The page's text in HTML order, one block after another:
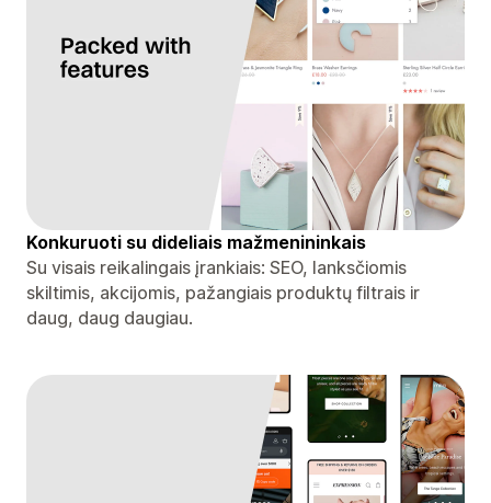
Konkuruoti su dideliais mažmenininkais
Su visais reikalingais įrankiais: SEO, lanksčiomis
skiltimis, akcijomis, pažangiais produktų filtrais ir
daug, daug daugiau.